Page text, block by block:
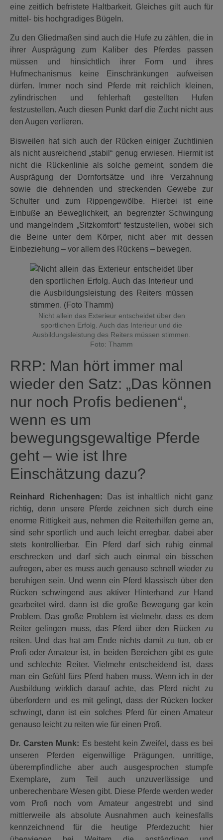
eine zeitlich befristete Haltbarkeit. Gleiches gilt auch für
mittel- bis hochgradiges Bügeln.
Zu den Gliedmaßen sind auch die Hufe zu zählen, die in
ihrer Ausprägung zum Kaliber des Pferdes passen
müssen und hinsichtlich ihrer Form und ihres
Hufmechanismus keine Einschränkungen aufweisen
dürfen. Immer noch sind Pferde mit reichlich kleinen,
zylindrischen und fehlerhaft gestellten Hufen
festzustellen. Auch diesen Punkt darf die Zucht nicht aus
den Augen verlieren.
Bisweilen hat sich auch der Rücken einiger Zuchtlinien
als nicht ausreichend „stabil“ genug erwiesen. Hiermit ist
nicht die Rückenlinie als solche gemeint, sondern die
Ausprägung der Dornfortsätze und ihre Verzahnung
sowie die dehnenden und streckenden Gewebe zur
Schulter und zum Rippengewölbe. Hierbei ist eine
Einbuße an Beweglichkeit, an begrenzter Schwingung
und mangelndem „Sitzkomfort“ festzustellen, wobei sich
die Beine unter dem Körper, nicht aber mit dessen
Einbeziehung – vor allem des Rückens – bewegen.
Nicht allein das Exterieur entscheidet über den
sportlichen Erfolg. Auch das Interieur und die
Ausbildungsleistung des Reiters müssen stimmen.
Foto: Thamm
RRP: Man hört immer mal
wieder den Satz: „Das können
nur noch Profis bedienen“,
wenn es um
bewegungsgewaltige Pferde
geht – wie ist Ihre
Einschätzung dazu?
Reinhard Richenhagen: Das ist inhaltlich nicht ganz
richtig, denn unsere Pferde zeichnen sich durch eine
enorme Rittigkeit aus, nehmen die Reiterhilfen gerne an,
sind sehr sportlich und auch leicht erregbar, dabei aber
stets kontrollierbar. Ein Pferd darf sich ruhig einmal
erschrecken und darf sich auch einmal ein bisschen
aufregen, aber es muss auch genauso schnell wieder zu
beruhigen sein. Und wenn ein Pferd klassisch über den
Rücken schwingend aus aktiver Hinterhand zur Hand
gearbeitet wird, dann ist die große Bewegung gar kein
Problem. Das große Problem ist vielmehr, dass es dem
Reiter gelingen muss, das Pferd über den Rücken zu
reiten. Und das hat am Ende nichts damit zu tun, ob er
Profi oder Amateur ist, in beiden Bereichen gibt es gute
und schlechte Reiter. Vielmehr entscheidend ist, dass
man ein Gefühl fürs Pferd haben muss. Wenn ich in der
Ausbildung wirklich darauf achte, das Pferd nicht zu
überfordern und es mit gelingt, dass der Rücken locker
schwingt, dann ist ein solches Pferd für einen Amateur
genauso leicht zu reiten wie für einen Profi.
Dr. Carsten Munk: Es besteht kein Zweifel, dass es bei
unseren Pferden eigenwillige Prägungen, unrittige,
überempfindliche aber auch ausgesprochen stumpfe
Exemplare, zum Teil auch unzuverlässige und
unberechenbare Wesen gibt. Diese Pferde werden weder
vom Profi noch vom Amateur angestrebt und sind
mittlerweile als absolute Ausnahmen auch keinesfalls
kennzeichnend für die heutige Pferdezucht: hier